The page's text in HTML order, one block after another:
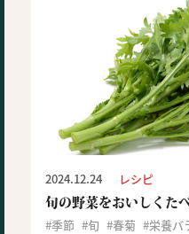
2024.12.24 レシピ
旬の野菜をおいしくた
季節 旬 春菊 栄養バ